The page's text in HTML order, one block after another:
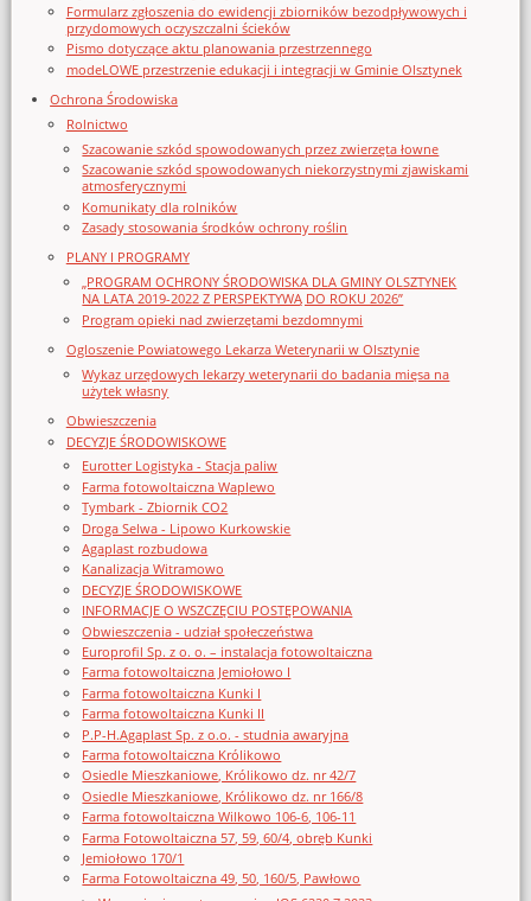
Formularz zgłoszenia do ewidencji zbiorników bezodpływowych i
przydomowych oczyszczalni ścieków
Pismo dotyczące aktu planowania przestrzennego
modeLOWE przestrzenie edukacji i integracji w Gminie Olsztynek
Ochrona Środowiska
Rolnictwo
Szacowanie szkód spowodowanych przez zwierzęta łowne
Szacowanie szkód spowodowanych niekorzystnymi zjawiskami
atmosferycznymi
Komunikaty dla rolników
Zasady stosowania środków ochrony roślin
PLANY I PROGRAMY
„PROGRAM OCHRONY ŚRODOWISKA DLA GMINY OLSZTYNEK
NA LATA 2019-2022 Z PERSPEKTYWĄ DO ROKU 2026”
Program opieki nad zwierzętami bezdomnymi
Ogloszenie Powiatowego Lekarza Weterynarii w Olsztynie
Wykaz urzędowych lekarzy weterynarii do badania mięsa na
użytek własny
Obwieszczenia
DECYZJE ŚRODOWISKOWE
Eurotter Logistyka - Stacja paliw
Farma fotowoltaiczna Waplewo
Tymbark - Zbiornik CO2
Droga Selwa - Lipowo Kurkowskie
Agaplast rozbudowa
Kanalizacja Witramowo
DECYZJE ŚRODOWISKOWE
INFORMACJE O WSZCZĘCIU POSTĘPOWANIA
Obwieszczenia - udział społeczeństwa
Europrofil Sp. z o. o. – instalacja fotowoltaiczna
Farma fotowoltaiczna Jemiołowo I
Farma fotowoltaiczna Kunki I
Farma fotowoltaiczna Kunki II
P.P-H.Agaplast Sp. z o.o. - studnia awaryjna
Farma fotowoltaiczna Królikowo
Osiedle Mieszkaniowe, Królikowo dz. nr 42/7
Osiedle Mieszkaniowe, Królikowo dz. nr 166/8
Farma fotowoltaiczna Wilkowo 106-6, 106-11
Farma Fotowoltaiczna 57, 59, 60/4, obręb Kunki
Jemiołowo 170/1
Farma Fotowoltaiczna 49, 50, 160/5, Pawłowo